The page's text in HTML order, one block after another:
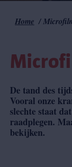
Kruimelpad
Home
De tand des
Vooral onze
slechte staat
raadplegen.
bekijken.